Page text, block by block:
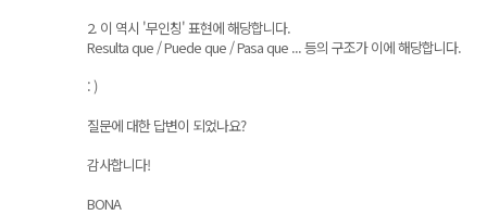
2. 이 역시 '무인칭' 표현에 해당합니다.
Resulta que / Puede que / Pasa que ... 등의 구조가 이에 해당합니다.
: )
질문에 대한 답변이 되었나요?
감사합니다!
BONA